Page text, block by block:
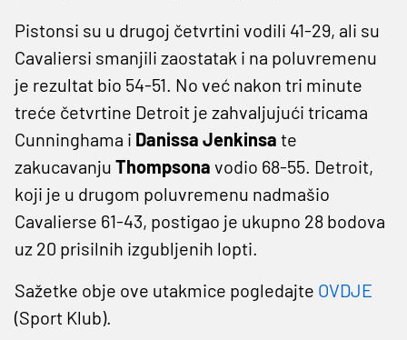
Pistonsi su u drugoj četvrtini vodili 41-29, ali su
Cavaliersi smanjili zaostatak i na poluvremenu
je rezultat bio 54-51. No već nakon tri minute
treće četvrtine Detroit je zahvaljujući tricama
Cunninghama i Danissa Jenkinsa te
zakucavanju Thompsona vodio 68-55. Detroit,
koji je u drugom poluvremenu nadmašio
Cavalierse 61-43, postigao je ukupno 28 bodova
uz 20 prisilnih izgubljenih lopti.
Sažetke obje ove utakmice pogledajte OVDJE
(Sport Klub).